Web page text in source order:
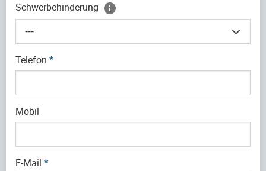
Schwerbehinderung
---
Telefon *
Mobil
E-Mail *